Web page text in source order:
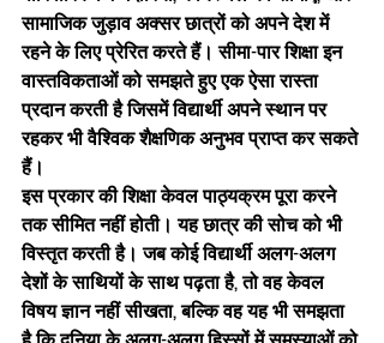
सामाजिक जुड़ाव अक्सर छात्रों को अपने देश में
रहने के लिए प्रेरित करते हैं। सीमा-पार शिक्षा इन
वास्तविकताओं को समझते हुए एक ऐसा रास्ता
प्रदान करती है जिसमें विद्यार्थी अपने स्थान पर
रहकर भी वैश्विक शैक्षणिक अनुभव प्राप्त कर सकते
हैं।
इस प्रकार की शिक्षा केवल पाठ्यक्रम पूरा करने
तक सीमित नहीं होती। यह छात्र की सोच को भी
विस्तृत करती है। जब कोई विद्यार्थी अलग-अलग
देशों के साथियों के साथ पढ़ता है, तो वह केवल
विषय ज्ञान नहीं सीखता, बल्कि वह यह भी समझता